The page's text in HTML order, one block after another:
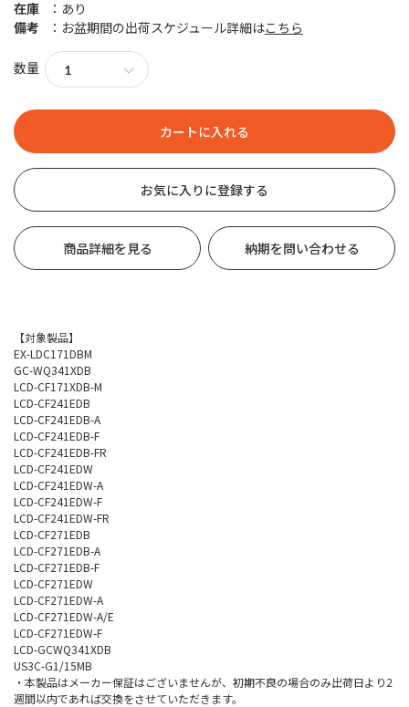
在庫
あり
備考
お盆期間の出荷スケジュール詳細はこちら
数量
お気に入りに登録する
商品詳細を見る 納期を問い合わせる
【対象製品】
EX-LDC171DBM
GC-WQ341XDB
LCD-CF171XDB-M
LCD-CF241EDB
LCD-CF241EDB-A
LCD-CF241EDB-F
LCD-CF241EDB-FR
LCD-CF241EDW
LCD-CF241EDW-A
LCD-CF241EDW-F
LCD-CF241EDW-FR
LCD-CF271EDB
LCD-CF271EDB-A
LCD-CF271EDB-F
LCD-CF271EDW
LCD-CF271EDW-A
LCD-CF271EDW-A/E
LCD-CF271EDW-F
LCD-GCWQ341XDB
US3C-G1/15MB
・本製品はメーカー保証はございませんが、初期不良の場合のみ出荷日より2
週間以内であれば交換をさせていただきます。